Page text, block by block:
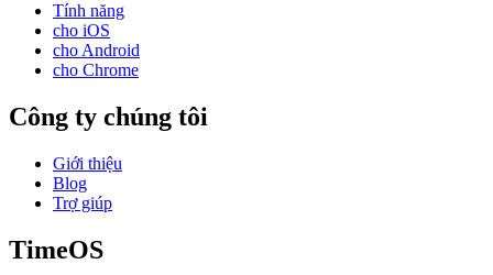
Tính năng
cho iOS
cho Android
cho Chrome
Công ty chúng tôi
Giới thiệu
Blog
Trợ giúp
TimeOS